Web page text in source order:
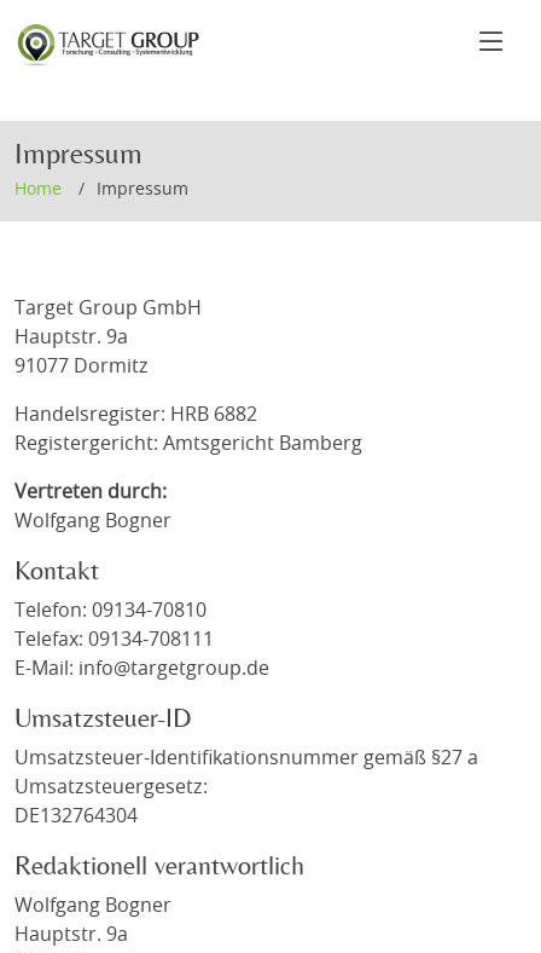
Impressum
Home Impressum
Target Group GmbH
Hauptstr. 9a
91077 Dormitz
Handelsregister: HRB 6882
Registergericht: Amtsgericht Bamberg
Vertreten durch:
Wolfgang Bogner
Kontakt
Telefon: 09134-70810
Telefax: 09134-708111
E-Mail: info@targetgroup.de
Umsatzsteuer-ID
Umsatzsteuer-Identifikationsnummer gemäß §27 a
Umsatzsteuergesetz:
DE132764304
Redaktionell verantwortlich
Wolfgang Bogner
Hauptstr. 9a